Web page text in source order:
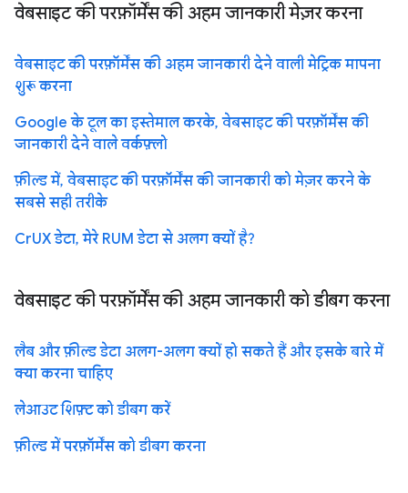
वेबसाइट की परफ़ॉर्मेंस की अहम जानकारी मेज़र करना
वेबसाइट की परफ़ॉर्मेंस की अहम जानकारी देने वाली मेट्रिक मापना
शुरू करना
Google के टूल का इस्तेमाल करके, वेबसाइट की परफ़ॉर्मेंस की
जानकारी देने वाले वर्कफ़्लो
फ़ील्ड में, वेबसाइट की परफ़ॉर्मेंस की जानकारी को मेज़र करने के
सबसे सही तरीके
CrUX डेटा, मेरे RUM डेटा से अलग क्यों है?
वेबसाइट की परफ़ॉर्मेंस की अहम जानकारी को डीबग करना
लैब और फ़ील्ड डेटा अलग-अलग क्यों हो सकते हैं और इसके बारे में
क्या करना चाहिए
लेआउट शिफ़्ट को डीबग करें
फ़ील्ड में परफ़ॉर्मेंस को डीबग करना